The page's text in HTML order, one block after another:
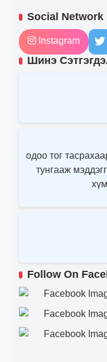
Social Network
Instagram
Шинэ
одоо тог
тунгааж
Follow On